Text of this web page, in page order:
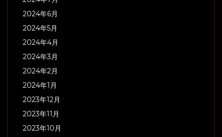
2024年6月
2024年5月
2024年4月
2024年3月
2024年2月
2024年1月
2023年12月
2023年11月
2023年10月